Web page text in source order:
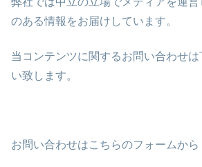
のある情報をお届けしています。
当コンテンツに関するお問い合わせ
い致します。
お問い合わせはこちらのフォームから